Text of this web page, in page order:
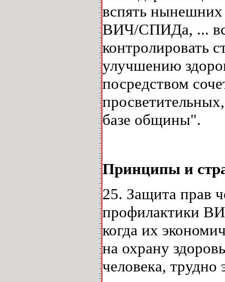
вспять нынешних
ВИЧ/СПИДа, ...
контролировать
улучшению
посредством
базе общины".
Принципы и
25. Защита прав
профилактики
когда их
на охрану
человека,